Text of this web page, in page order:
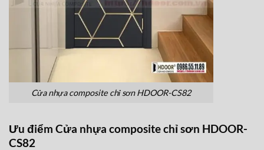
Cửa nhựa composite chỉ sơn HDOOR-CS82
Ưu điểm Cửa nhựa composite chỉ sơn HDOOR-
CS82